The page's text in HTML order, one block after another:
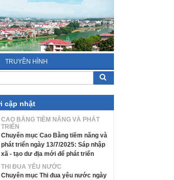
TRUYỀN HÌNH
cập nhật
CAO BẰNG TIỀM NĂNG VÀ PHÁT
TRIỂN
Chuyên mục Cao Bằng tiềm năng và
phát triển ngày 13/7/2025: Sáp nhập
xã - tạo dư địa mới để phát triển
THI ĐUA YÊU NƯỚC
Chuyên mục Thi đua yêu nước ngày